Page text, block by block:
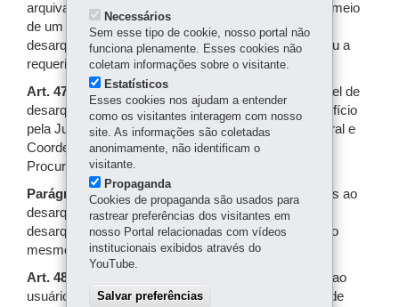
arquivado na Junta Comercial, somente se dará por meio
de um processo administrativo interno de
desarquivamento, que poderá ser iniciado de ofício ou a
requerimento do usuário.
Art. 47.
Quando verificado no registro um ato passível de
desarquivamento, os processos serão iniciados de ofício
pela Jucepar, mediante protocolo pela Secretaria Geral e
Coordenadoria de Registro, sendo remetidos à
Procuradoria Regional para instrução e parecer.
Parágrafo único.
Todos os documentos relacionados ao
desarquivamento, bem como o original do ato a ser
desarquivado, serão mantidos na pasta própria, sob o
mesmo número de protocolo.
Art. 48.
A fase de instrução compreenderá a ciência ao
usuário, contraditório, eventuais exigências, juntada de
Necessários
Sem esse tipo de cookie, nosso portal não
funciona plenamente. Esses cookies não
coletam informações sobre o visitante.
Estatísticos
Esses cookies nos ajudam a entender
como os visitantes interagem com nosso
site. As informações são coletadas
anonimamente, não identificam o
visitante.
Propaganda
Cookies de propaganda são usados para
rastrear preferências dos visitantes em
nosso Portal relacionadas com vídeos
institucionais exibidos através do
YouTube.
Salvar preferências